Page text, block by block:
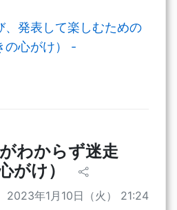
、発表して楽しむための
の心がけ） -
わからず迷走
がけ）
2023年1月10日（火） 21:24